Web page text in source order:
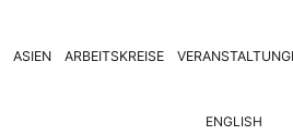
ASIEN ARBEITSKREISE
ENGLISH